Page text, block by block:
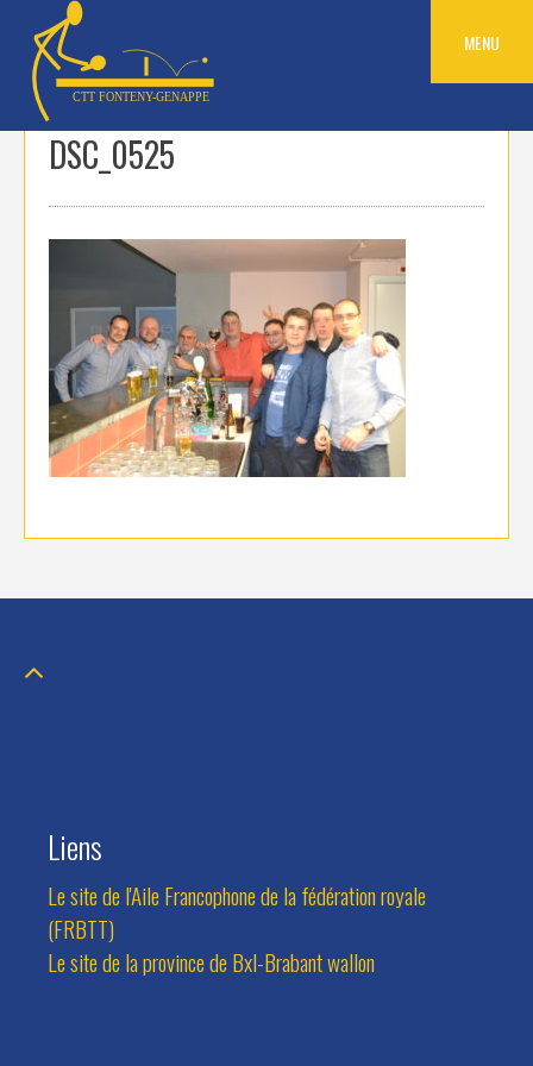
content
MENU
DSC_0525
Liens
Le site de l'Aile Francophone de la fédération royale
(FRBTT)
Le site de la province de Bxl-Brabant wallon